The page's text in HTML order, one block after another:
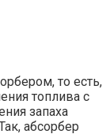
то есть,
топлива с
запаха
абсорбер